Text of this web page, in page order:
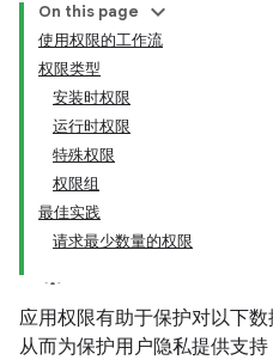
On this page
使用权限的工作流
权限类型
安装时权限
运行时权限
特殊权限
权限组
最佳实践
请求最少数量的权限
应用权限有助于保护对以下
从而为保护用户隐私提供支持